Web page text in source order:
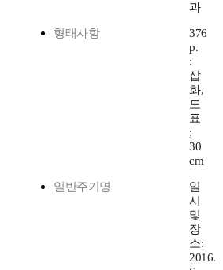
과
형태사항
376
p.
:
삽
화,
도
표
;
30
cm
일반주기명
일
시
및
장
소:
2016.